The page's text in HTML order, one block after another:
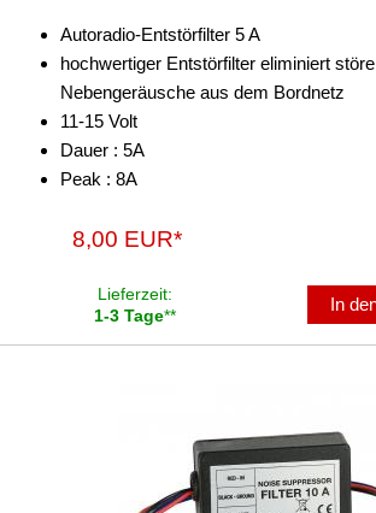
Autoradio-Entstörfilter 5 A
hochwertiger Entstörfilter eliminiert
Nebengeräusche aus dem Bordnetz
11-15 Volt
Dauer : 5A
Peak : 8A
8,00 EUR*
Lieferzeit:
1-3 Tage**
In